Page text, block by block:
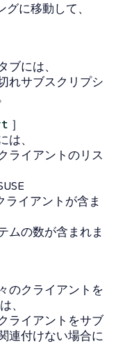
グに移動して、
ブには、
れサブスクリプシ
］
は、
ライアントのリス
ライアントが含ま
ムの数が含まれま
のクライアントを
、
ライアントをサブ
連付けない場合に